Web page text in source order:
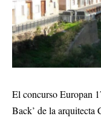
El concurso Europan
Back’ de la arquitecta